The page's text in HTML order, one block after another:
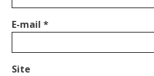
E-mail *
Site